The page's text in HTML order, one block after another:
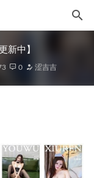
新中】
0 涩吉吉
2023-04-18